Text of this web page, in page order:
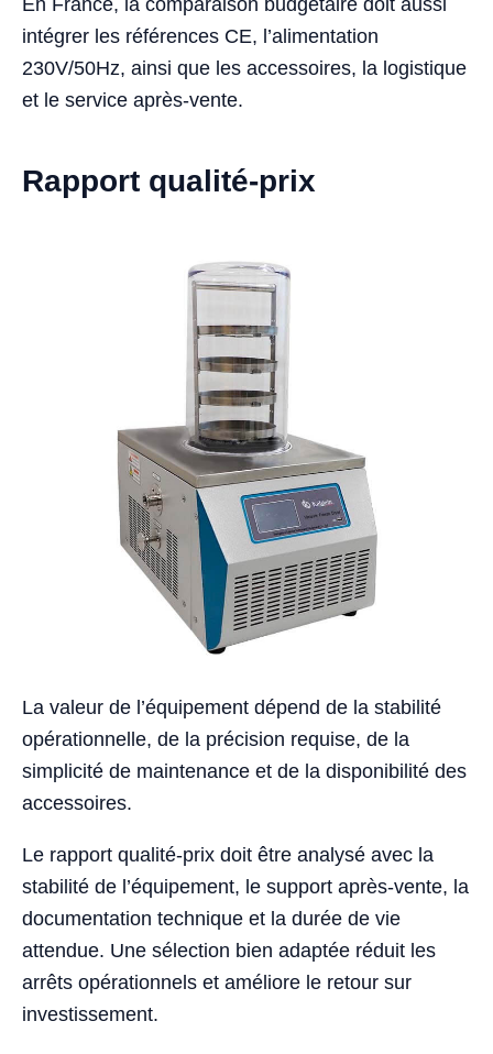
En France, la comparaison budgétaire doit aussi
intégrer les références CE, l’alimentation
230V/50Hz, ainsi que les accessoires, la logistique
et le service après-vente.
Rapport qualité-prix
La valeur de l’équipement dépend de la stabilité
opérationnelle, de la précision requise, de la
simplicité de maintenance et de la disponibilité des
accessoires.
Le rapport qualité-prix doit être analysé avec la
stabilité de l’équipement, le support après-vente, la
documentation technique et la durée de vie
attendue. Une sélection bien adaptée réduit les
arrêts opérationnels et améliore le retour sur
investissement.